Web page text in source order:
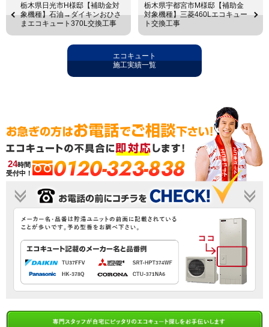
栃木県日光市H様邸【補助金対
象機種】石油→ダイキンおひさ
まエコキュート370L交換工事
栃木県宇都宮市M様邸【補助金
対象機種】三菱460Lエコキュー
ト交換工事
エコキュート
施工実績一覧
24時間
受付中！
0120-323-838